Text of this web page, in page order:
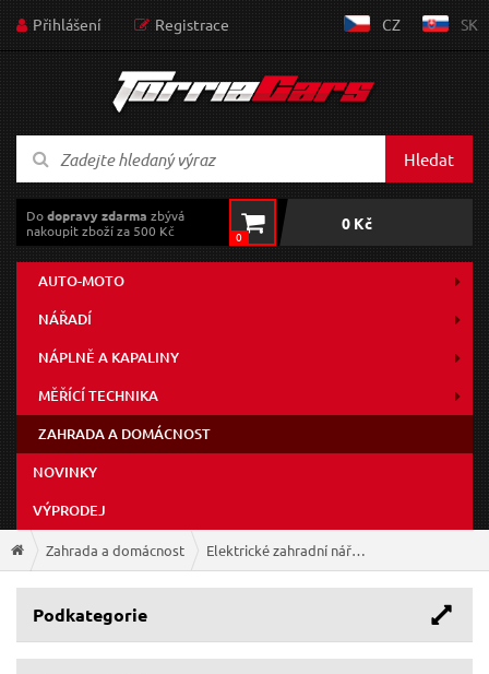
Přihlášení Registrace CZ SK
Hledat
Dodopravy zdarma zbývá
nakoupit zboží za 500 Kč
0
0 Kč
AUTO-MOTO
NÁŘADÍ
NÁPLNĚ A KAPALINY
MĚŘÍCÍ TECHNIKA
ZAHRADA A DOMÁCNOST
NOVINKY
VÝPRODEJ
Zahrada a domácnost Elektrické zahradní nářadí
Podkategorie